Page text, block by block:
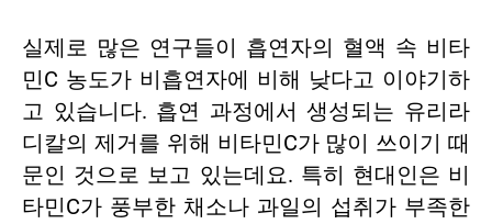
실제로 많은 연구들이 흡연자의 혈액 속 비타
민C 농도가 비흡연자에 비해 낮다고 이야기하
고 있습니다. 흡연 과정에서 생성되는 유리라
디칼의 제거를 위해 비타민C가 많이 쓰이기 때
문인 것으로 보고 있는데요. 특히 현대인은 비
타민C가 풍부한 채소나 과일의 섭취가 부족한